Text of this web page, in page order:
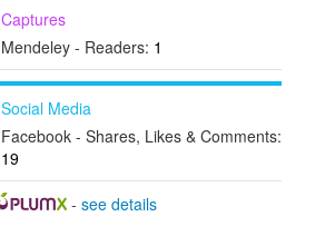
Captures
Mendeley - Readers: 1
Social Media
Facebook - Shares, Likes & Comments:
19
- see details